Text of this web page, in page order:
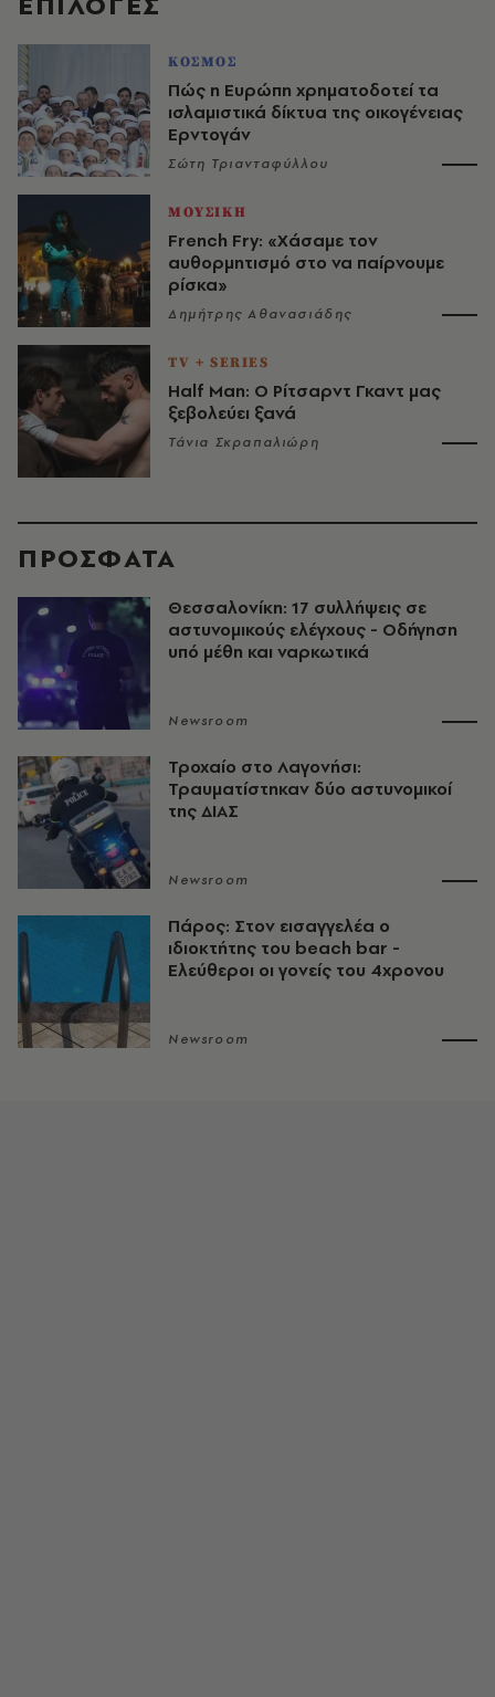
ΚΟΣΜΟΣ
Πώς η Ευρώπη χρηματοδοτεί τα
ισλαμιστικά δίκτυα της οικογένειας
Ερντογάν
Σώτη Τριανταφύλλου
ΜΟΥΣΙΚΗ
French Fry: «Χάσαμε τον
αυθορμητισμό στο να παίρνουμε
ρίσκα»
Δημήτρης Αθανασιάδης
TV + SERIES
Half Man: Ο Ρίτσαρντ Γκαντ μας
ξεβολεύει ξανά
Τάνια Σκραπαλιώρη
ΠΡΟΣΦΑΤΑ
Θεσσαλονίκη: 17 συλλήψεις σε
αστυνομικούς ελέγχους - Οδήγηση
υπό μέθη και ναρκωτικά
Newsroom
Τροχαίο στο Λαγονήσι:
Τραυματίστηκαν δύο αστυνομικοί
της ΔΙΑΣ
Newsroom
Πάρος: Στον εισαγγελέα ο
ιδιοκτήτης του beach bar -
Ελεύθεροι οι γονείς του 4χρονου
Newsroom